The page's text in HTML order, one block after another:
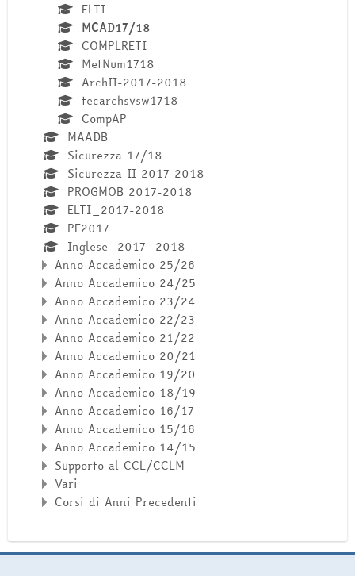
ELTI
MCAD17/18
COMPLRETI
MetNum1718
ArchII-2017-2018
tecarchsvsw1718
CompAP
MAADB
Sicurezza 17/18
Sicurezza II 2017 2018
PROGMOB 2017-2018
ELTI_2017-2018
PE2017
Inglese_2017_2018
Anno Accademico 25/26
Anno Accademico 24/25
Anno Accademico 23/24
Anno Accademico 22/23
Anno Accademico 21/22
Anno Accademico 20/21
Anno Accademico 19/20
Anno Accademico 18/19
Anno Accademico 16/17
Anno Accademico 15/16
Anno Accademico 14/15
Supporto al CCL/CCLM
Vari
Corsi di Anni Precedenti